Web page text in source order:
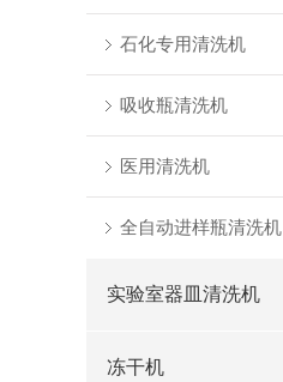
石化专用清洗机
吸收瓶清洗机
医用清洗机
全自动进样瓶清洗机
实验室器皿清洗机
冻干机